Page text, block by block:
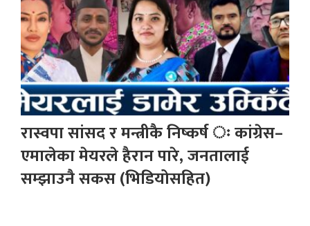
रास्वपा सांसद र मन्त्रीकै निष्कर्ष ः कांग्रेस–
एमालेका मेयरले हैरान पारे, जनतालाई
सम्झाउनै सकस (भिडियोसहित)